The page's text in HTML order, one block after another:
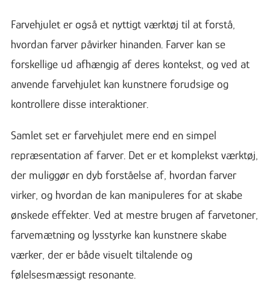
Farvehjulet er også et nyttigt værktøj til at forstå,
hvordan farver påvirker hinanden. Farver kan se
forskellige ud afhængig af deres kontekst, og ved at
anvende farvehjulet kan kunstnere forudsige og
kontrollere disse interaktioner.
Samlet set er farvehjulet mere end en simpel
repræsentation af farver. Det er et komplekst værktøj,
der muliggør en dyb forståelse af, hvordan farver
virker, og hvordan de kan manipuleres for at skabe
ønskede effekter. Ved at mestre brugen af farvetoner,
farvemætning og lysstyrke kan kunstnere skabe
værker, der er både visuelt tiltalende og
følelsesmæssigt resonante.